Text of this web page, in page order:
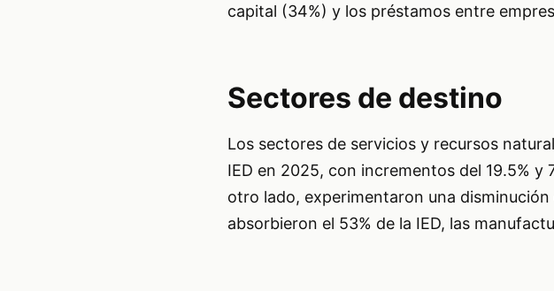
capital (34%) y los préstamos entre
Sectores de destino
Los sectores de servicios y recursos
IED en 2025, con incrementos del 19.5%
otro lado, experimentaron una
absorbieron el 53% de la IED, las